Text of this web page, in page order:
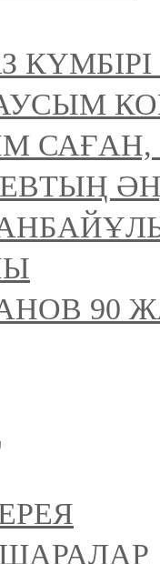
САҒАН,
90
ШАРАЛАР